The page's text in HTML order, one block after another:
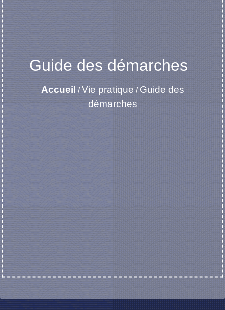
Guide des démarches
Accueil / Vie pratique / Guide des
démarches